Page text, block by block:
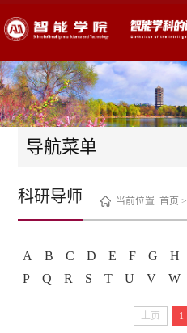
导航菜单
当前位置: 首页 >
科研导师
A B C D E F G H
P
Q R S T U V W
上页 1